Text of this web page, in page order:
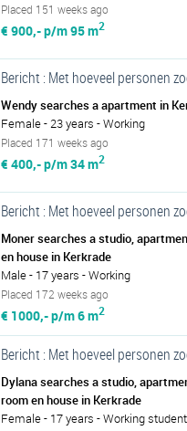
Placed 151 weeks ago
€ 900,- p/m95 m2
Bericht : Met hoeveel personen
Wendy searches a apartment in
Female - 23 years - Working
Placed 171 weeks ago
€ 400,- p/m34 m2
Bericht : Met hoeveel personen
Moner searches a studio,
en house in Kerkrade
Male - 17 years - Working
Placed 172 weeks ago
€ 1000,- p/m6 m2
Bericht : Met hoeveel personen
Dylana searches a studio,
room en house in Kerkrade
Female - 17 years - Working student